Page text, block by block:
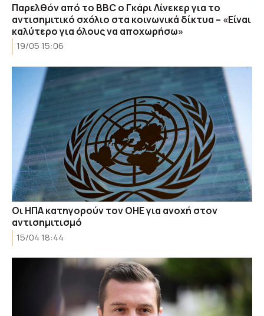
Παρελθόν από το BBC ο Γκάρι Λίνεκερ για το
αντισημιτικό σχόλιο στα κοινωνικά δίκτυα – «Είναι
καλύτερο για όλους να αποχωρήσω»
19/05 15:06
Οι ΗΠΑ κατηγορούν τον ΟΗΕ για ανοχή στον
αντισημιτισμό
15/04 18:44